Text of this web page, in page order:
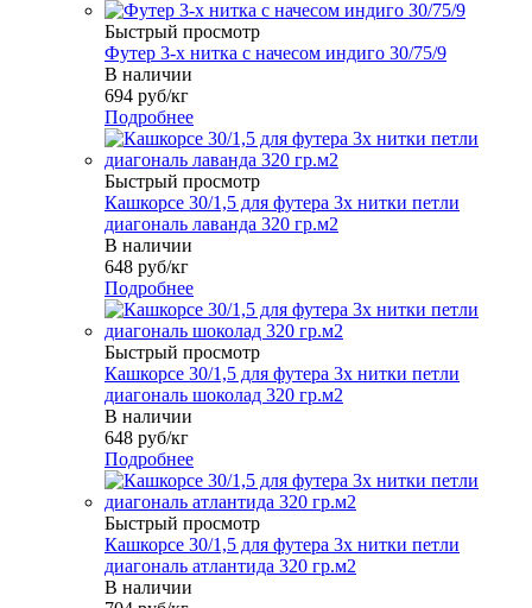
Быстрый просмотр
Футер 3-х нитка с начесом индиго 30/75/9
В наличии
694 руб/кг
Подробнее
Быстрый просмотр
Кашкорсе 30/1,5 для футера 3х нитки петли
диагональ лаванда 320 гр.м2
В наличии
648 руб/кг
Подробнее
Быстрый просмотр
Кашкорсе 30/1,5 для футера 3х нитки петли
диагональ шоколад 320 гр.м2
В наличии
648 руб/кг
Подробнее
Быстрый просмотр
Кашкорсе 30/1,5 для футера 3х нитки петли
диагональ атлантида 320 гр.м2
В наличии